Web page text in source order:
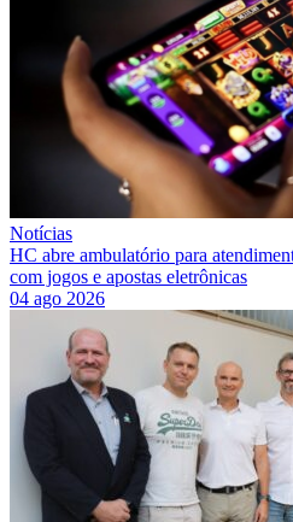
Notícias
HC abre ambulatório para
com jogos e apostas eletrônicas
04 ago 2026